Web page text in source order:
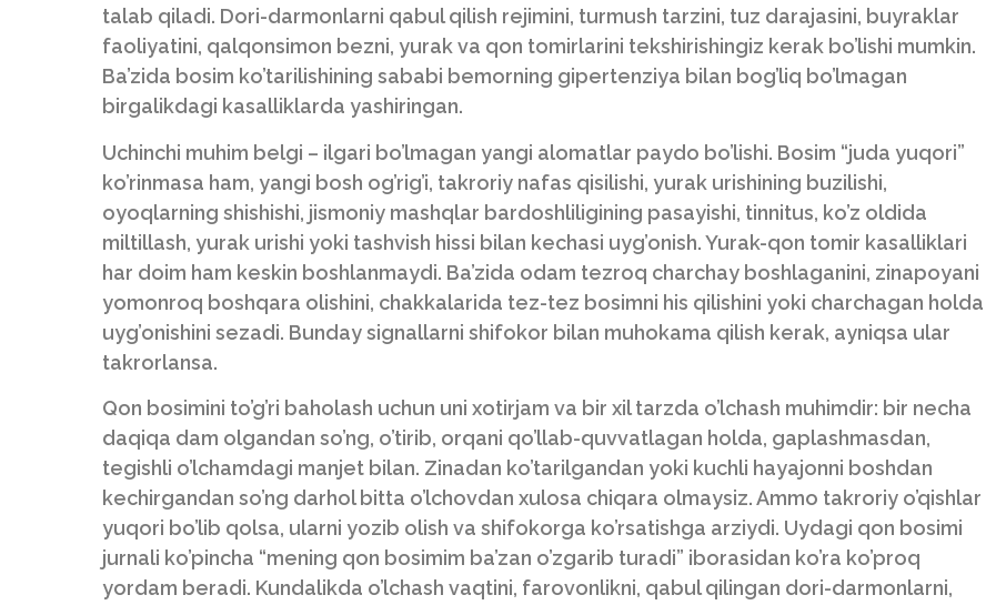
talab qiladi. Dori-darmonlarni qabul qilish rejimini, turmush tarzini, tuz darajasini, buyraklar
faoliyatini, qalqonsimon bezni, yurak va qon tomirlarini tekshirishingiz kerak bo’lishi mumkin.
Ba’zida bosim ko’tarilishining sababi bemorning gipertenziya bilan bog’liq bo’lmagan
birgalikdagi kasalliklarda yashiringan.
Uchinchi muhim belgi – ilgari bo’lmagan yangi alomatlar paydo bo’lishi. Bosim “juda yuqori”
ko’rinmasa ham, yangi bosh og’rig’i, takroriy nafas qisilishi, yurak urishining buzilishi,
oyoqlarning shishishi, jismoniy mashqlar bardoshliligining pasayishi, tinnitus, ko’z oldida
miltillash, yurak urishi yoki tashvish hissi bilan kechasi uyg’onish. Yurak-qon tomir kasalliklari
har doim ham keskin boshlanmaydi. Ba’zida odam tezroq charchay boshlaganini, zinapoyani
yomonroq boshqara olishini, chakkalarida tez-tez bosimni his qilishini yoki charchagan holda
uyg’onishini sezadi. Bunday signallarni shifokor bilan muhokama qilish kerak, ayniqsa ular
takrorlansa.
Qon bosimini to’g’ri baholash uchun uni xotirjam va bir xil tarzda o’lchash muhimdir: bir necha
daqiqa dam olgandan so’ng, o’tirib, orqani qo’llab-quvvatlagan holda, gaplashmasdan,
tegishli o’lchamdagi manjet bilan. Zinadan ko’tarilgandan yoki kuchli hayajonni boshdan
kechirgandan so’ng darhol bitta o’lchovdan xulosa chiqara olmaysiz. Ammo takroriy o’qishlar
yuqori bo’lib qolsa, ularni yozib olish va shifokorga ko’rsatishga arziydi. Uydagi qon bosimi
jurnali ko’pincha “mening qon bosimim ba’zan o’zgarib turadi” iborasidan ko’ra ko’proq
yordam beradi. Kundalikda o’lchash vaqtini, farovonlikni, qabul qilingan dori-darmonlarni,